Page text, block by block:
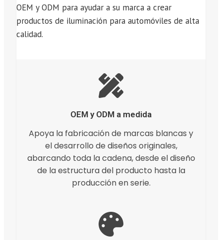
OEM y ODM para ayudar a su marca a crear
productos de iluminación para automóviles de alta
calidad.
OEM y ODM a medida
Apoya la fabricación de marcas blancas y
el desarrollo de diseños originales,
abarcando toda la cadena, desde el diseño
de la estructura del producto hasta la
producción en serie.